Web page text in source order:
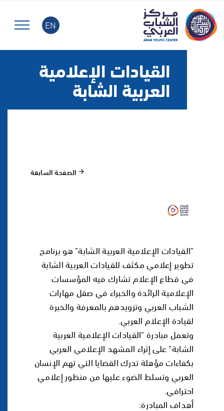
EN
القيادات الإعلامية
العربية الشابة
الصفحة السابقة
"القيادات الإعلامية العربية الشابة" هو برنامج
تطوير إعلامي مكثف للقيادات العربية الشابة
في قطاع الإعلام تشارك فيه المؤسسات
الإعلامية الرائدة والخبراء في صقل مهارات
الشباب العربي وتزويدهم بالمعرفة والخبرة
لقيادة الإعلام العربي.
وتعمل مبادرة "القيادات الإعلامية العربية
الشابة" على إثراء المشهد الإعلامي العربي
بكفاءات مؤهلة تدرك القضايا التي تهم الإنسان
العربي وتسلط الضوء عليها من منظور إعلامي
احترافي.
أهداف المبادرة: